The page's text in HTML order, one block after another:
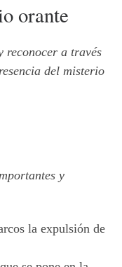
orante
reconocer a través
del misterio
y
la expulsión de